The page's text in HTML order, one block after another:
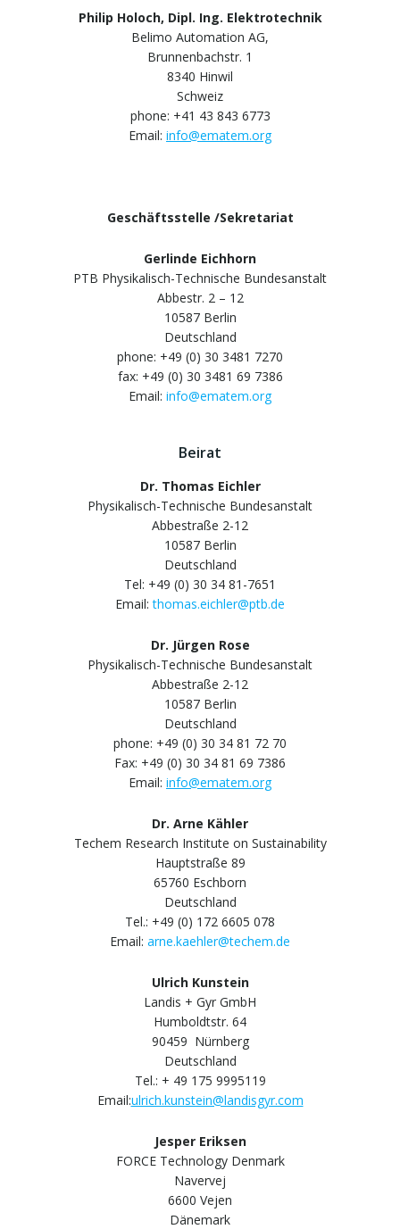
Philip Holoch, Dipl. Ing. Elektrotechnik
Belimo Automation AG,
Brunnenbachstr. 1
8340 Hinwil
Schweiz
phone: +41 43 843 6773
Email: info@ematem.org
Geschäftsstelle /Sekretariat
Gerlinde Eichhorn
PTB Physikalisch-Technische Bundesanstalt
Abbestr. 2 – 12
10587 Berlin
Deutschland
phone: +49 (0) 30 3481 7270
fax: +49 (0) 30 3481 69 7386
Email: info@ematem.org
Beirat
Dr. Thomas Eichler
Physikalisch-Technische Bundesanstalt
Abbestraße 2-12
10587 Berlin
Deutschland
Tel: +49 (0) 30 34 81-7651
Email:thomas.eichler@ptb.de
Dr. Jürgen Rose
Physikalisch-Technische Bundesanstalt
Abbestraße 2-12
10587 Berlin
Deutschland
phone: +49 (0) 30 34 81 72 70
Fax: +49 (0) 30 34 81 69 7386
Email: info@ematem.org
Dr. Arne Kähler
Techem Research Institute on Sustainability
Hauptstraße 89
65760 Eschborn
Deutschland
Tel.: +49 (0) 172 6605 078
Email: arne.kaehler@techem.de
Ulrich Kunstein
Landis + Gyr GmbH
Humboldtstr. 64
90459 Nürnberg
Deutschland
Tel.: + 49 175 9995119
Email:ulrich.kunstein@landisgyr.com
Jesper Eriksen
FORCE Technology Denmark
Navervej
6600 Vejen
Dänemark